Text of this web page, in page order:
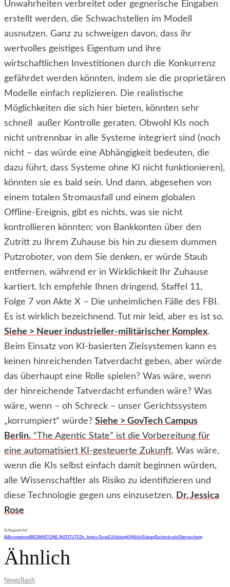
Unwahrheiten verbreitet oder gegnerische Eingaben
erstellt werden, die Schwachstellen im Modell
ausnutzen. Ganz zu schweigen davon, dass ihr
wertvolles geistiges Eigentum und ihre
wirtschaftlichen Investitionen durch die Konkurrenz
gefährdet werden könnten, indem sie die proprietären
Modelle einfach replizieren. Die realistische
Möglichkeiten die sich hier bieten, könnten sehr
schnell außer Kontrolle geraten. Obwohl KIs noch
nicht untrennbar in alle Systeme integriert sind (noch
nicht – das würde eine Abhängigkeit bedeuten, die
dazu führt, dass Systeme ohne KI nicht funktionieren),
könnten sie es bald sein. Und dann, abgesehen von
einem totalen Stromausfall und einem globalen
Offline-Ereignis, gibt es nichts, was sie nicht
kontrollieren könnten: von Bankkonten über den
Zutritt zu Ihrem Zuhause bis hin zu diesem dummen
Putzroboter, von dem Sie denken, er würde Staub
entfernen, während er in Wirklichkeit Ihr Zuhause
kartiert. Ich empfehle Ihnen dringend, Staffel 11,
Folge 7 von Akte X – Die unheimlichen Fälle des FBI.
Es ist wirklich bezeichnend. Tut mir leid, aber es ist so.
Siehe > Neuer industrieller-militärischer Komplex.
Beim Einsatz von KI-basierten Zielsystemen kann es
keinen hinreichenden Tatverdacht geben, aber würde
das überhaupt eine Rolle spielen? Was wäre, wenn
der hinreichende Tatverdacht erfunden wäre? Was
wäre, wenn – oh Schreck – unser Gerichtssystem
„korrumpiert“ würde? Siehe > GovTech Campus
Berlin. “The Agentic State” ist die Vorbereitung für
eine automatisiert KI-gesteuerte Zukunft. Was wäre,
wenn die KIs selbst einfach damit beginnen würden,
alle Wissenschaftler als Risiko zu identifizieren und
diese Technologie gegen uns einzusetzen. Dr. Jessica
Rose
Schlagwörter
AiBrownstoneBROWNSTONE INSTITUTEDr. Jessica RoseEUHelsingKiMilitärRüstungTechnokratieÜberwachung
Ähnlich
Newsflash